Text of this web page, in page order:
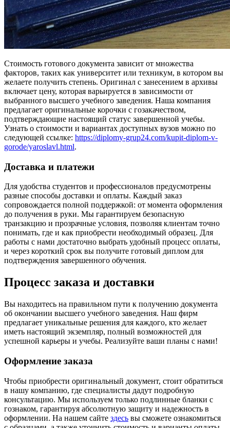
Стоимость готового документа зависит от множества
факторов, таких как университет или техникум, в котором вы
желаете получить степень. Оригинал с занесением в архивы
включает цену, которая варьируется в зависимости от
выбранного высшего учебного заведения. Наша компания
предлагает оригинальные корочки с гозакачеством,
подтверждающие настоящий статус завершенной учебы.
Узнать о стоимости и вариантах доступных вузов можно по
следующей ссылке: https://diplomy-grup24.com/kupit-diplom-v-
gorode/yaroslavl.html.
Доставка и платежи
Для удобства студентов и профессионалов предусмотрены
разные способы доставки и оплаты. Каждый заказ
сопровождается полной поддержкой: от момента оформления
до получения в руки. Мы гарантируем безопасную
транзакцию и прозрачные условия, позволяя клиентам точно
понимать, где и как приобрести необходимый образец. Для
работы с нами достаточно выбрать удобный процесс оплаты,
и через короткий срок вы получите готовый диплом для
подтверждения завершенного обучения.
Процесс заказа и доставки
Вы находитесь на правильном пути к получению документа
об окончании высшего учебного заведения. Наш фирм
предлагает уникальные решения для каждого, кто желает
иметь настоящий экземпляр, полный возможностей для
успешной карьеры и учебы. Реализуйте ваши планы с нами!
Оформление заказа
Чтобы приобрести оригинальный документ, стоит обратиться
в нашу компанию, где специалисты дадут подробную
консультацию. Мы используем только подлинные бланки с
гознаком, гарантируя абсолютную защиту и надежность в
оформлении. На нашем сайте здесь вы сможете ознакомиться